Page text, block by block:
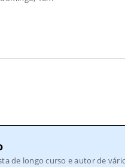
de longo curso e autor de